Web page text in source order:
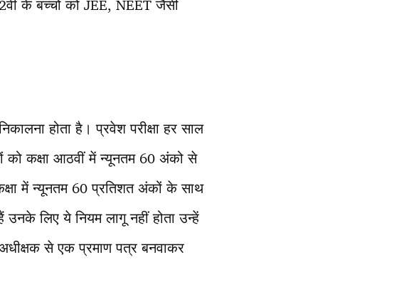
के बच्चों को JEE, NEET जैसी
होता है। प्रवेश परीक्षा हर साल
को कक्षा आठवीं में न्यूनतम 60 अंको से
कक्षा में न्यूनतम 60 प्रतिशत अंकों के साथ
उनके लिए ये नियम लागू नहीं होता उन्हें
से एक प्रमाण पत्र बनवाकर